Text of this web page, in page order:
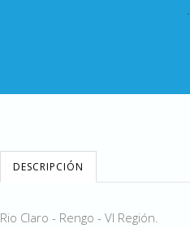
DESCRIPCIÓN
Rio Claro - Rengo - VI Región.